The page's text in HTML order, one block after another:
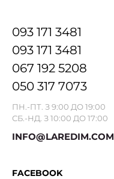
093 171 3481
093 171 3481
067 192 5208
050 317 7073
ПН.-ПТ. З 9:00 ДО 19:00
СБ.-НД. З 10:00 ДО 17:00
INFO@LAREDIM.COM
FACEBOOK